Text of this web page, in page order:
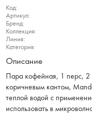
Код:
Артикул:
Бренд:
Коллекция:
Линия:
Категория:
Описание
Пара кофейная, 1 перс,
коричневым кантом,
теплой водой с
использовать в